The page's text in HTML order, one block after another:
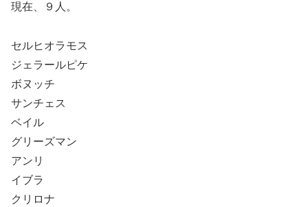
現在、９人。
セルヒオラモス
ジェラールピケ
ボヌッチ
サンチェス
ベイル
グリーズマン
アンリ
イブラ
クリロナ